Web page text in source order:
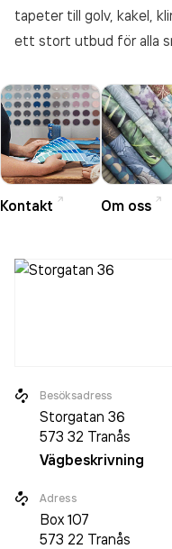
tapeter till golv, kakel,
ett stort utbud för alla
Colorama i Tranås!
Kontakt Om oss
Besöksadress
Storgatan 36
573 32 Tranås
Vägbeskrivning
Adress
Box107
573 22 Tranås